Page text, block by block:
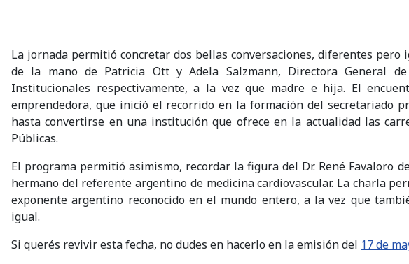
La jornada permitió concretar dos bellas conversaciones, diferentes
de la mano de Patricia Ott y Adela Salzmann, Directora General
Institucionales respectivamente, a la vez que madre e hija. El
emprendedora, que inició el recorrido en la formación del secretariado
hasta convertirse en una institución que ofrece en la actualidad las
Públicas.
El programa permitió asimismo, recordar la figura del Dr. René Favaloro
hermano del referente argentino de medicina cardiovascular. La charla
exponente argentino reconocido en el mundo entero, a la vez que
igual.
Si querés revivir esta fecha, no dudes en hacerlo en la emisión del 17 de